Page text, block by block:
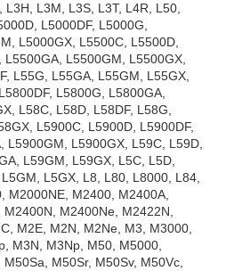
L3H, L3M, L3S, L3T, L4R, L50,
L5000DF, L5000G,
L5000GX, L5500C, L5500D,
L5500GA, L5500GM, L5500GX,
L55G, L55GA, L55GM, L55GX,
L5800G, L5800GA,
L58C, L58D, L58DF, L58G,
L5900C, L5900D, L5900DF,
L5900GM, L5900GX, L59C, L59D,
L59GM, L59GX, L5C, L5D,
L5GX, L8, L80, L8000, L84,
M2000NE, M2400, M2400A,
M2400Ne, M2422N,
M2E, M2N, M2Ne, M3, M3000,
M3N, M3Np, M50, M5000,
M50Sr, M50Sv, M50Vc,